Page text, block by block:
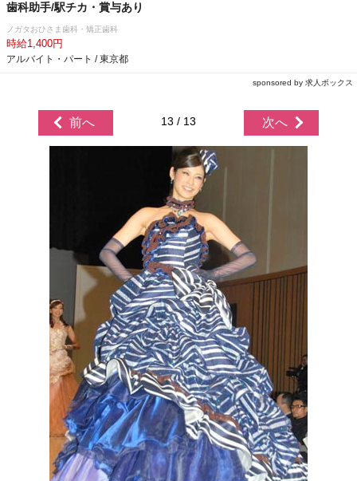
歯科助手/駅チカ・賞与あり
ノガタおひさま歯科・矯正歯科
時給1,400円
アルバイト・パート / 東京都
sponsored by 求人ボックス
前へ 13 / 13 次へ